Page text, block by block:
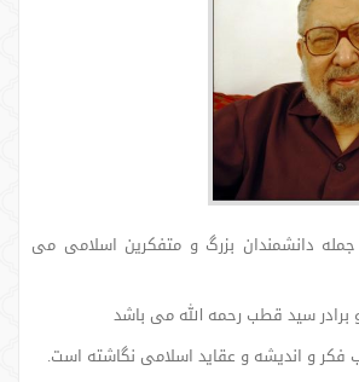
دانشمندان بزرگ و متفکرین اسلامی می
سید قطب رحمه الله می باشد
فکر و اندیشه و عقاید اسلامی نگاشته است.